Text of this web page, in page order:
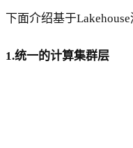
下面介绍基于
1.统一的计算集群层